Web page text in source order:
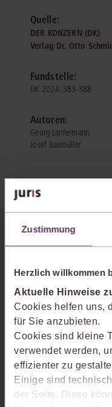
Zustimmung
Herzlich willkommen
Aktuelle Hinweise
Cookies helfen uns,
für Sie anzubieten.
Cookies sind kleine
verwendet werden,
effizienter zu
Einige sind
der Seite. Diese
Quelle:
DER KONZERN (DK)
Verlag Dr. Otto
Fundstelle:
DK 2024, 383-388
Autoren:
Georg Lanfermann
Josef Baumüller
Sie kennen
Erhalten Sie einen
Möglichkeiten Ihnen das
Arbeitsprozesse